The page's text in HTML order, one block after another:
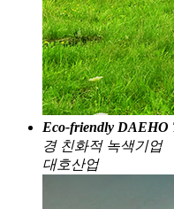
Eco-friendly DAEHO
경 친화적 녹색기업
대호산업